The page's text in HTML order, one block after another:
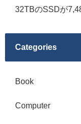
32TBのSSDが
Categories
Book
Computer